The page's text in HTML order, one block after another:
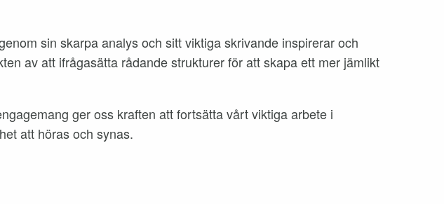
sin skarpa analys och sitt viktiga skrivande inspirerar och
av att ifrågasätta rådande strukturer för att skapa ett mer jämlikt
ger oss kraften att fortsätta vårt viktiga arbete i
att höras och synas.